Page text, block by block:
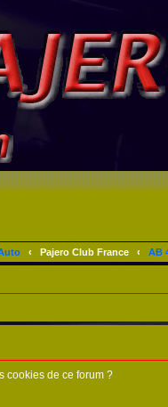
‹ Pajero Club France ‹ AB
cookies de ce forum ?